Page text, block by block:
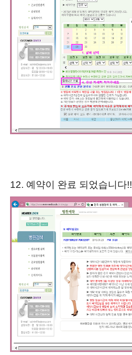
12. 예약이 완료 되었습니다!!